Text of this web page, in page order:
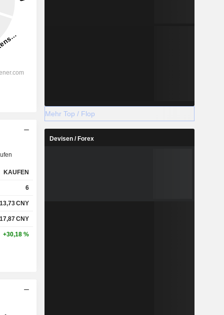
KAUFEN
6
13,73CNY
17,87CNY
+30,18 %
Mehr Top / Flop
Devisen / Forex